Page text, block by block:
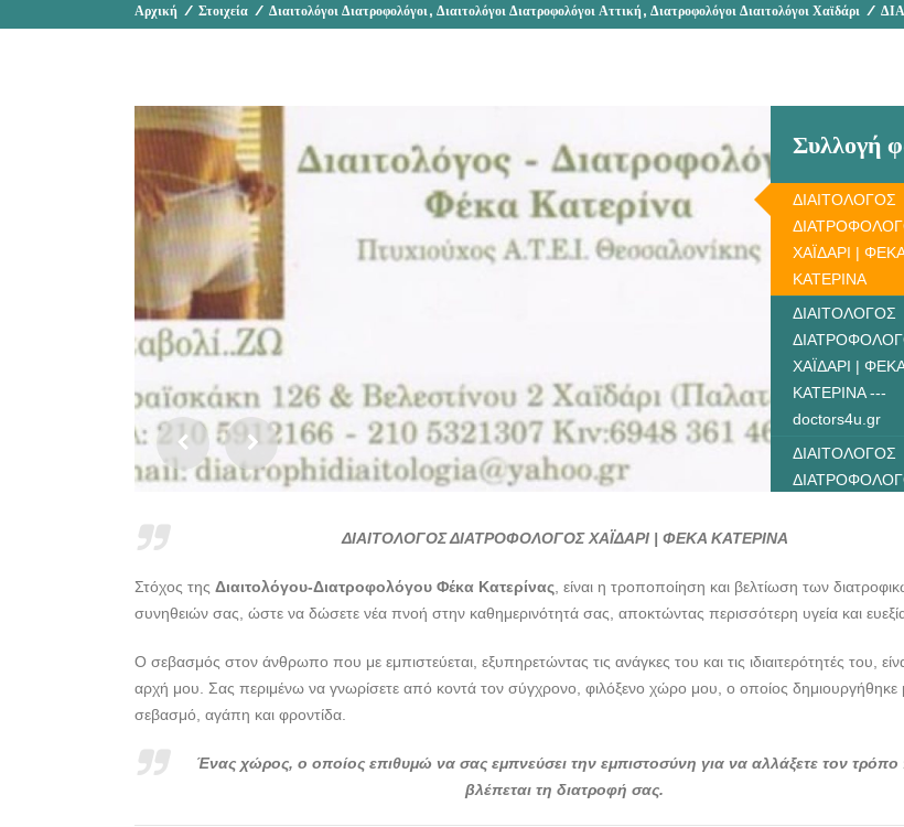
Αρχική / Στοιχεία / Διαιτολόγοι Διατροφολόγοι, Διαιτολόγοι Διατροφολόγοι Αττική , Διατροφολόγοι Διαιτολόγοι Χαϊδάρι /
ΔΙΑΙΤΟΛΟΓΟΣ
ΧΑΪΔΑΡΙ |
ΚΑΤΕΡΙΝΑ
ΔΙΑΙΤΟΛΟΓΟΣ
ΧΑΪΔΑΡΙ |
ΚΑΤΕΡΙΝΑ ---
doctors4u.gr
ΔΙΑΙΤΟΛΟΓΟΣ
ΔΙΑΙΤΟΛΟΓΟΣ ΔΙΑΤΡΟΦΟΛΟΓΟΣ ΧΑΪΔΑΡΙ | ΦΕΚΑ ΚΑΤΕΡΙΝΑ
Στόχος της Διαιτολόγου-Διατροφολόγου Φέκα Κατερίνας , είναι η τροποποίηση και βελτίωση των
συνηθειών σας, ώστε να δώσετε νέα πνοή στην καθημερινότητά σας, αποκτώντας περισσότερη υγεία και
Ο σεβασμός στον άνθρωπο που με εμπιστεύεται, εξυπηρετώντας τις ανάγκες του και τις ιδιαιτερότητές του,
αρχή μου. Σας περιμένω να γνωρίσετε από κοντά τον σύγχρονο, φιλόξενο χώρο μου, ο οποίος δημιουργήθηκε
σεβασμό, αγάπη και φροντίδα.
Ένας χώρος, ο οποίος επιθυμώ να σας εμπνεύσει την εμπιστοσύνη για να αλλάξετε τον
βλέπεται τη διατροφή σας.